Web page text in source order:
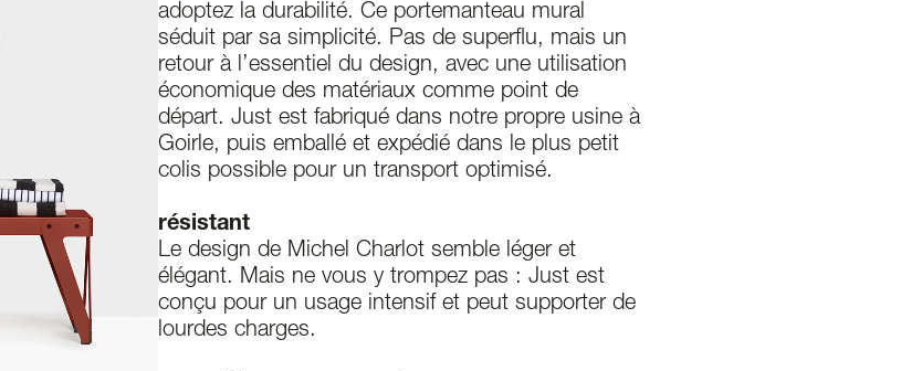
adoptez la durabilité. Ce portemanteau mural
séduit par sa simplicité. Pas de superflu, mais un
retour à l’essentiel du design, avec une utilisation
économique des matériaux comme point de
départ. Just est fabriqué dans notre propre usine à
Goirle, puis emballé et expédié dans le plus petit
colis possible pour un transport optimisé.
résistant
Le design de Michel Charlot semble léger et
élégant. Mais ne vous y trompez pas : Just est
conçu pour un usage intensif et peut supporter de
lourdes charges.